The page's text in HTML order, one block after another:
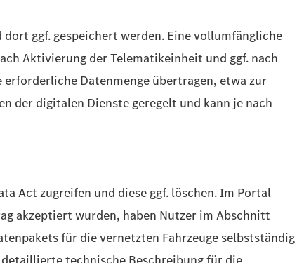
ggf. gespeichert werden. Eine vollumfängliche
Aktivierung der Telematikeinheit und ggf. nach
Datenmenge übertragen, etwa zur
der digitalen Dienste geregelt und kann je nach
Act zugreifen und diese ggf. löschen. Im Portal
akzeptiert wurden, haben Nutzer im Abschnitt
für die vernetzten Fahrzeuge selbstständig